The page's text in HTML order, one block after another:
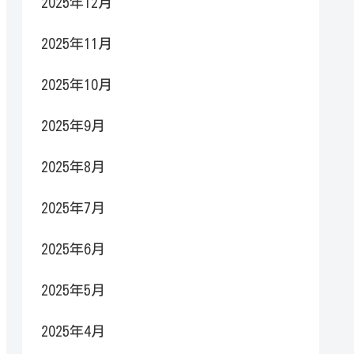
2025年11月
2025年10月
2025年9月
2025年8月
2025年7月
2025年6月
2025年5月
2025年4月